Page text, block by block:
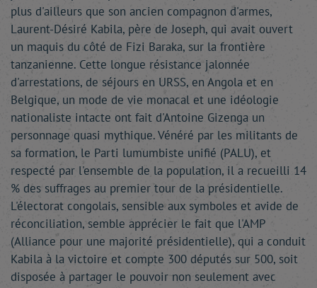
plus d'ailleurs que son ancien compagnon d'armes,
Laurent-Désiré Kabila, père de Joseph, qui avait ouvert
un maquis du côté de Fizi Baraka, sur la frontière
tanzanienne. Cette longue résistance jalonnée
d'arrestations, de séjours en URSS, en Angola et en
Belgique, un mode de vie monacal et une idéologie
nationaliste intacte ont fait d'Antoine Gizenga un
personnage quasi mythique. Vénéré par les militants de
sa formation, le Parti lumumbiste unifié (PALU), et
respecté par l'ensemble de la population, il a recueilli 14
% des suffrages au premier tour de la présidentielle.
L'électorat congolais, sensible aux symboles et avide de
réconciliation, semble apprécier le fait que l'AMP
(Alliance pour une majorité présidentielle), qui a conduit
Kabila à la victoire et compte 300 députés sur 500, soit
disposée à partager le pouvoir non seulement avec